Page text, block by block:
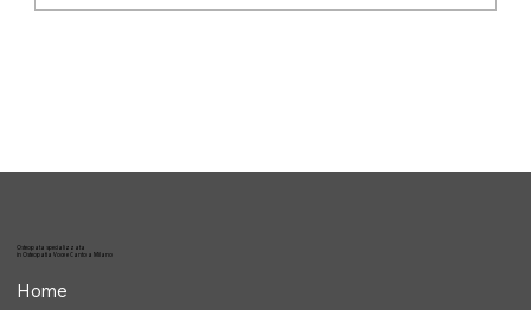
Osteopata specializzata
in Osteopatia Voce e Canto a Milano
Home